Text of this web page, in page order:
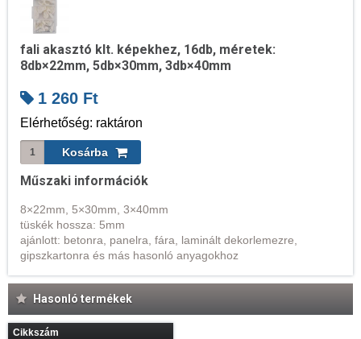
fali akasztó klt. képekhez, 16db, méretek:
8db×22mm, 5db×30mm, 3db×40mm
1 260 Ft
Elérhetőség: raktáron
Műszaki információk
8×22mm, 5×30mm, 3×40mm
tüskék hossza: 5mm
ajánlott: betonra, panelra, fára, laminált dekorlemezre,
gipszkartonra és más hasonló anyagokhoz
Hasonló termékek
Cikkszám